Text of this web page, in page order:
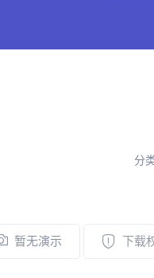
分
暂无演示 下载